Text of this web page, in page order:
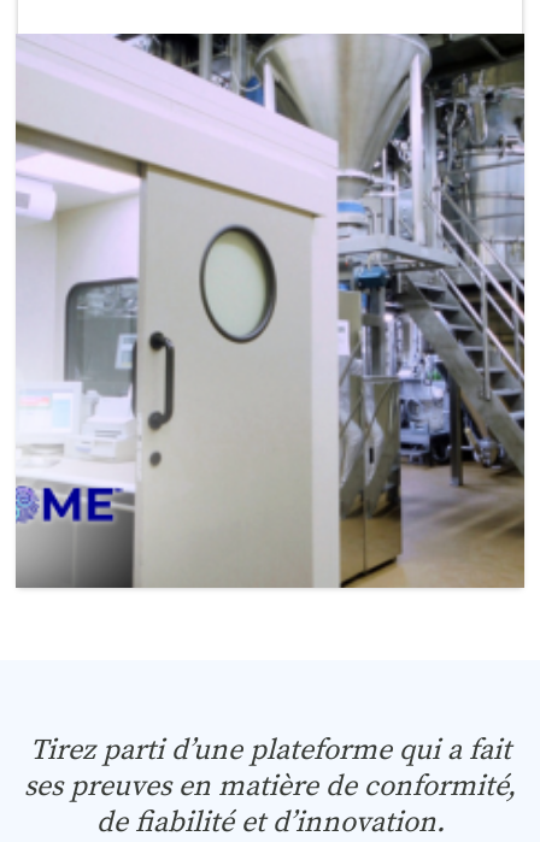
Tirez parti d’une plateforme qui a fait
ses preuves en matière de conformité,
de fiabilité et d’innovation.